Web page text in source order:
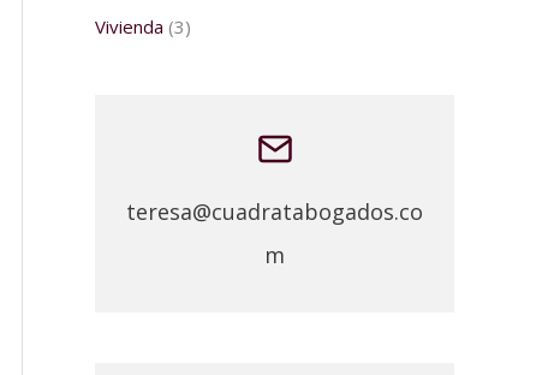
Vivienda (3)
teresa@cuadratabogados.co
m